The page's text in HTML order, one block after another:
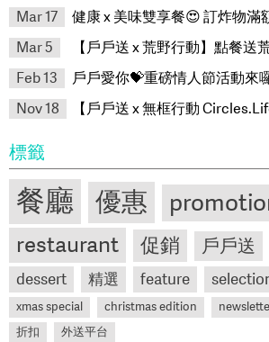
Mar 17
健康 x 美味雙享餐😍 訂炸物滿
Mar 5
【戶戶送 x 荒野行動】點餐送
Feb 13
戶戶愛你💝重磅情人節活動來
Nov 18
【戶戶送 x 無框行動
標籤
餐廳 優惠
restaurant 促銷 戶戶送
dessert
精選 feature
xmas special christmas edition
折扣
外送平台